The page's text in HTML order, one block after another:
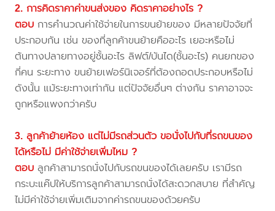
2. การคิดราคาค่าขนส่งของ คิดราคาอย่างไร ?
ตอบ การคำนวณค่าใช้จ่ายในการขนย้ายของ มีหลายปัจจัยที่
ประกอบกัน เช่น ของที่ลูกค้าขนย้ายคืออะไร เยอะหรือไม่
ต้นทางปลายทางอยู่ชั้นอะไร ลิฟต์/บันได(ชั้นอะไร) คนยกของ
กี่คน ระยะทาง ขนย้ายเฟอร์นิเจอร์ที่ต้องถอดประกอบหรือไม่
ดังนั้น แม้ระยะทางเท่ากัน แต่ปัจจัยอื่นๆ ต่างกัน ราคาอาจจะ
ถูกหรือแพงกว่าครับ
3. ลูกค้าย้ายห้อง แต่ไม่มีรถส่วนตัว ขอนั่งไปกับที่รถขนของ
ได้หรือไม่ มีค่าใช้จ่ายเพิ่มไหม ?
ตอบ ลูกค้าสามารถนั่งไปกับรถขนของได้เลยครับ เรามีรถ
กระบะแค๊ปให้บริการลูกค้าสามารถนั่งได้สะดวกสบาย ที่สำคัญ
ไม่มีค่าใช้จ่ายเพิ่มเติมจากค่ารถขนของด้วยครับ